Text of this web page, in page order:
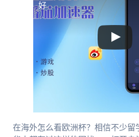
好
在海外怎么看欧洲杯？相信不少留